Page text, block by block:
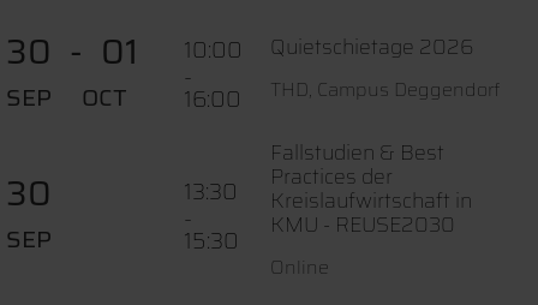
30
SEP
01
OCT
10:00
-
16:00
Quietschietage 2026
THD, Campus Deggendorf
30
SEP
13:30
-
15:30
Fallstudien & Best
Practices der
Kreislaufwirtschaft in
KMU - REUSE2030
Online